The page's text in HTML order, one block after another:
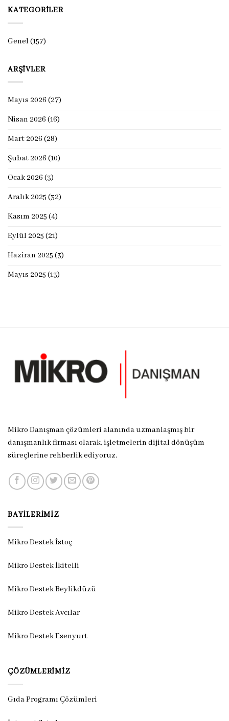
KATEGORILER
Genel(157)
ARŞIVLER
Mayıs 2026 (27)
Nisan 2026 (16)
Mart 2026 (28)
Şubat 2026 (10)
Ocak 2026 (3)
Aralık 2025 (32)
Kasım 2025 (4)
Eylül 2025 (21)
Haziran 2025 (3)
Mayıs 2025 (13)
Mikro Danışman çözümleri alanında uzmanlaşmış bir
danışmanlık firması olarak, işletmelerin dijital dönüşüm
süreçlerine rehberlik ediyoruz.
BAYILERIMIZ
Mikro Destek İstoç
Mikro Destek İkitelli
Mikro Destek Beylikdüzü
Mikro Destek Avcılar
Mikro Destek Esenyurt
ÇÖZÜMLERIMIZ
Gıda Programı Çözümleri